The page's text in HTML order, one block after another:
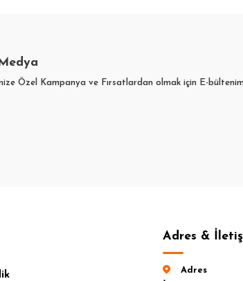
Özel Kampanya ve Fırsatlardan olmak için E-
Adres &
Adres